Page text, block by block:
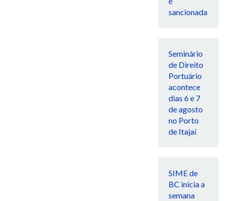
sancionada
Seminário
de Direito
Portuário
acontece
dias 6 e 7
de agosto
no Porto
de Itajaí
SIME de
BC inicia a
semana